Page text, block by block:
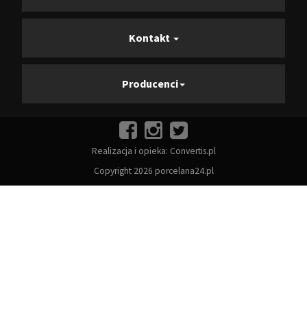
Kontakt
Producenci
Realizacja i opieka: Convertis.pl
Copyright 2026 porcelana24.pl